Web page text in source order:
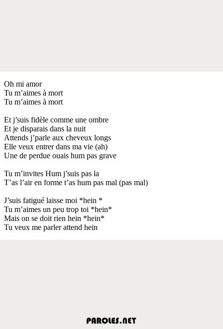
Oh mi amor
Tu m’aimes à mort
Tu m’aimes à mort
Et j’suis fidèle comme une ombre
Et je disparais dans la nuit
Attends j’parle aux cheveux longs
Elle veux entrer dans ma vie (ah)
Une de perdue ouais hum pas grave
Tu m’invites Hum j’suis pas la
T’as l’air en forme t’as hum pas mal (pas mal)
J’suis fatigué laisse moi *hein *
Tu m’aimes un peu trop toi *hein*
Mais on se doit rien hein *hein*
Tu veux me parler attend hein